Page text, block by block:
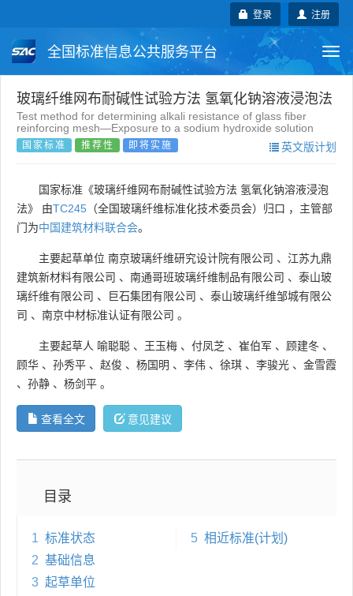
注册
登录
全国标准信息公共服务平台
国家标准 行业标准 地方标准
团体标准 企业标准 国际标准
玻璃纤维网布耐碱性试验方法 氢氧化钠溶液浸泡法
Test method for determining alkali resistance of glass fiber
reinforcing mesh—Exposure to a sodium hydroxide solution
国家标准 推荐性 即将实施 英文版计划
国家标准《玻璃纤维网布耐碱性试验方法 氢氧化钠溶液浸泡
法》 由TC245 （全国玻璃纤维标准化技术委员会）归口 ，主管部
门为中国建筑材料联合会。
主要起草单位 南京玻璃纤维研究设计院有限公司 、 江苏九鼎
建筑新材料有限公司 、 南通哥班玻璃纤维制品有限公司 、 泰山玻
璃纤维有限公司 、 巨石集团有限公司 、 泰山玻璃纤维邹城有限公
司 、 南京中材标准认证有限公司 。
主要起草人 喻聪聪 、 王玉梅 、 付凤芝 、 崔伯军 、 顾建冬 、
顾华 、 孙秀平 、 赵俊 、 杨国明 、 李伟 、 徐琪 、 李骏光 、 金雪霞
、 孙静 、 杨剑平 。
查看全文 意见建议
目录
1 标准状态
2 基础信息
3 起草单位
5 相近标准(计划)